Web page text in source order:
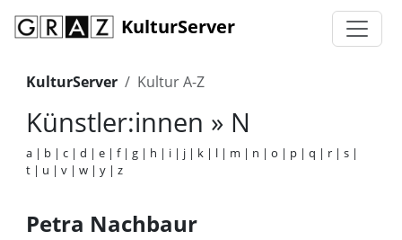
KulturServer
KulturServer Kultur A-Z
Künstler:innen » N
a | b |c |d |e |f|g | h | i | j | k | l | m | n |o | p |q | r |s |
t | u |v |w |y |z
Petra Nachbaur